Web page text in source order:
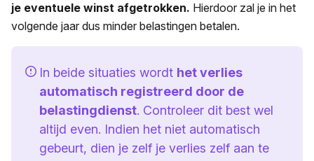
je eventuele winst afgetrokken. Hierdoor zal je in het
volgende jaar dus minder belastingen betalen.
In beide situaties wordt het verlies
automatisch registreerd door de
belastingdienst. Controleer dit best wel
altijd even. Indien het niet automatisch
gebeurt, dien je zelf je verlies zelf aan te